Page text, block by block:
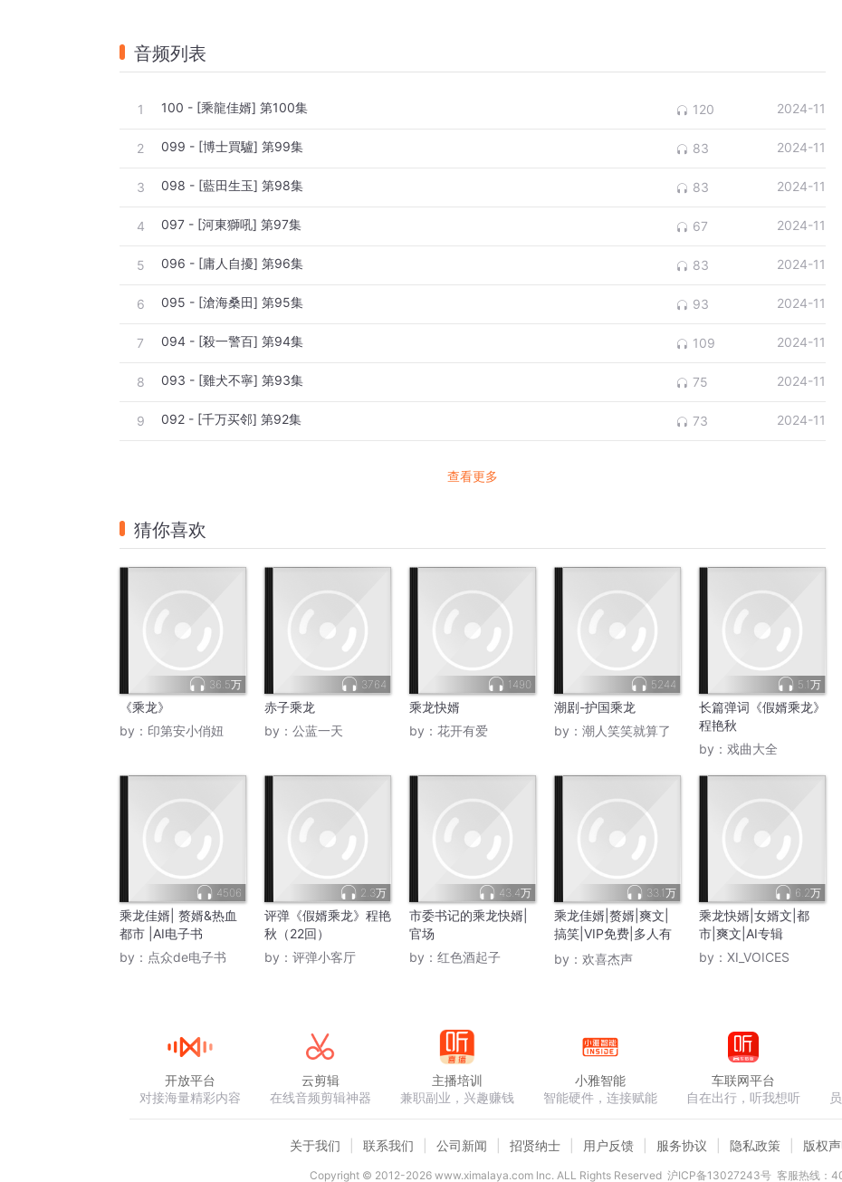
音频列表
1 100 - [乘龍佳婿] 第100集 120 2024-11
2 099 - [博士買驢] 第99集 83 2024-11
3 098 - [藍田生玉] 第98集 83 2024-11
4 097 - [河東獅吼] 第97集 67 2024-11
5 096 - [庸人自擾] 第96集 83 2024-11
6 095 - [滄海桑田] 第95集 93 2024-11
7 094 - [殺一警百] 第94集 109 2024-11
8 093 - [雞犬不寧] 第93集 75 2024-11
9 092 - [千万买邻] 第92集 73 2024-11
查看更多
猜你喜欢
36.5万
《乘龙》
by： 印第安小俏妞
3764
赤子乘龙
by： 公蓝一天
1490
乘龙快婿
by： 花开有爱
5244
潮剧-护国乘龙
by： 潮人笑笑就算了
5.1万
长篇弹词《假婿乘龙》
程艳秋
by： 戏曲大全
4506
乘龙佳婿| 赘婿&热血
都市 |AI电子书
by： 点众de电子书
2.3万
评弹《假婿乘龙》程艳
秋（22回）
by： 评弹小客厅
43.4万
市委书记的乘龙快婿|
官场
by： 红色酒起子
33.1万
乘龙佳婿|赘婿|爽文|
搞笑|VIP免费|多人有
声剧
by： 欢喜杰声
6.2万
乘龙快婿|女婿文|都
市|爽文|AI专辑
by： XI_VOICES
开放平台
对接海量精彩内容
云剪辑
在线音频剪辑神器
主播培训
兼职副业，兴趣赚钱
小雅智能
智能硬件，连接赋能
车联网平台
自在出行，听我想听
关于我们 联系我们 公司新闻 招贤纳士 用户反馈 服务协议 隐私政策 版权
Copyright © 2012-2026www.ximalaya.com lnc. ALL Rights Reserved 沪ICP备13027243号 客服热线：